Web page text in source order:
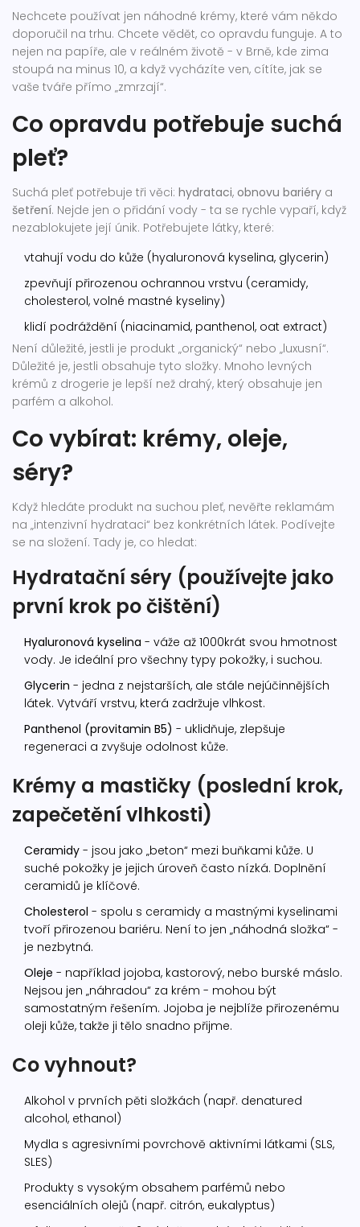
Nechcete používat jen náhodné krémy, které vám někdo
doporučil na trhu. Chcete vědět, co opravdu funguje. A to
nejen na papíře, ale v reálném životě - v Brně, kde zima
stoupá na minus 10, a když vycházíte ven, cítíte, jak se
vaše tváře přímo „zmrzají“.
Co opravdu potřebuje suchá
pleť?
Suchá pleť potřebuje tři věci: hydrataci, obnovu bariéry a
šetření. Nejde jen o přidání vody - ta se rychle vypaří, když
nezablokujete její únik. Potřebujete látky, které:
vtahují vodu do kůže (hyaluronová kyselina, glycerin)
zpevňují přirozenou ochrannou vrstvu (ceramidy,
cholesterol, volné mastné kyseliny)
klidí podráždění (niacinamid, panthenol, oat extract)
Není důležité, jestli je produkt „organický“ nebo „luxusní“.
Důležité je, jestli obsahuje tyto složky. Mnoho levných
krémů z drogerie je lepší než drahý, který obsahuje jen
parfém a alkohol.
Co vybírat: krémy, oleje,
séry?
Když hledáte produkt na suchou pleť, nevěřte reklamám
na „intenzivní hydrataci“ bez konkrétních látek. Podívejte
se na složení. Tady je, co hledat:
Hydratační séry (používejte jako
první krok po čištění)
Hyaluronová kyselina - váže až 1000krát svou hmotnost
vody. Je ideální pro všechny typy pokožky, i suchou.
Glycerin - jedna z nejstarších, ale stále nejúčinnějších
látek. Vytváří vrstvu, která zadržuje vlhkost.
Panthenol (provitamin B5) - uklidňuje, zlepšuje
regeneraci a zvyšuje odolnost kůže.
Krémy a mastičky (poslední krok,
zapečetění vlhkosti)
Ceramidy - jsou jako „beton“ mezi buňkami kůže. U
suché pokožky je jejich úroveň často nízká. Doplnění
ceramidů je klíčové.
Cholesterol - spolu s ceramidy a mastnými kyselinami
tvoří přirozenou bariéru. Není to jen „náhodná složka“ -
je nezbytná.
Oleje - například jojoba, kastorový, nebo burské máslo.
Nejsou jen „náhradou“ za krém - mohou být
samostatným řešením. Jojoba je nejblíže přirozenému
oleji kůže, takže ji tělo snadno přijme.
Co vyhnout?
Alkohol v prvních pěti složkách (např. denatured
alcohol, ethanol)
Mydla s agresivními povrchově aktivními látkami (SLS,
SLES)
Produkty s vysokým obsahem parfémů nebo
esenciálních olejů (např. citrón, eukalyptus)